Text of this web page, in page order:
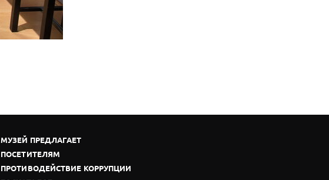
МУЗЕЙ ПРЕДЛАГАЕТ
ПОСЕТИТЕЛЯМ
ПРОТИВОДЕЙСТВИЕ КОРРУПЦИИ